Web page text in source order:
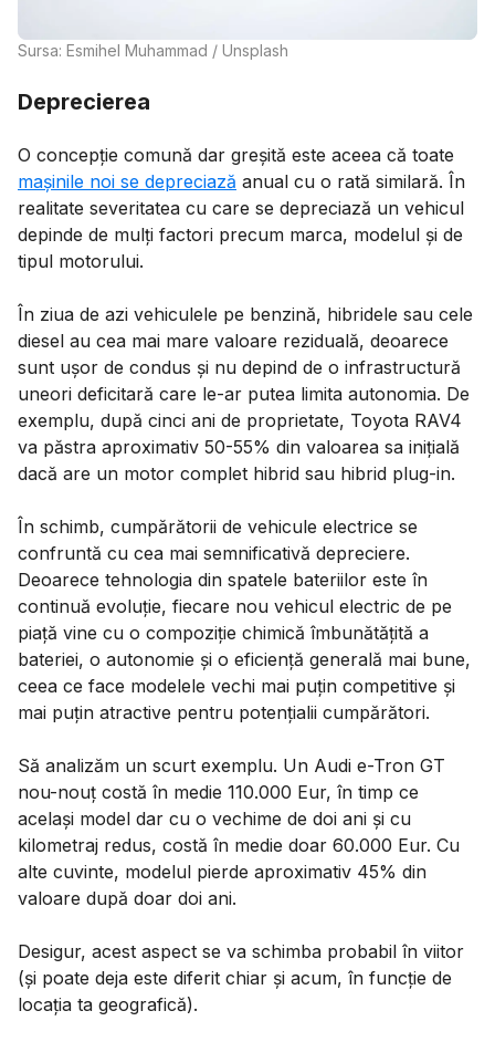
Sursa: Esmihel Muhammad / Unsplash
Deprecierea
O concepție comună dar greșită este aceea că toate
mașinile noi se depreciază anual cu o rată similară. În
realitate severitatea cu care se depreciază un vehicul
depinde de mulți factori precum marca, modelul și de
tipul motorului.
În ziua de azi vehiculele pe benzină, hibridele sau cele
diesel au cea mai mare valoare reziduală, deoarece
sunt ușor de condus și nu depind de o infrastructură
uneori deficitară care le-ar putea limita autonomia. De
exemplu, după cinci ani de proprietate, Toyota RAV4
va păstra aproximativ 50-55% din valoarea sa inițială
dacă are un motor complet hibrid sau hibrid plug-in.
În schimb, cumpărătorii de vehicule electrice se
confruntă cu cea mai semnificativă depreciere.
Deoarece tehnologia din spatele bateriilor este în
continuă evoluție, fiecare nou vehicul electric de pe
piață vine cu o compoziție chimică îmbunătățită a
bateriei, o autonomie și o eficiență generală mai bune,
ceea ce face modelele vechi mai puțin competitive și
mai puțin atractive pentru potențialii cumpărători.
Să analizăm un scurt exemplu. Un Audi e-Tron GT
nou-nouț costă în medie 110.000 Eur, în timp ce
același model dar cu o vechime de doi ani și cu
kilometraj redus, costă în medie doar 60.000 Eur. Cu
alte cuvinte, modelul pierde aproximativ 45% din
valoare după doar doi ani.
Desigur, acest aspect se va schimba probabil în viitor
(și poate deja este diferit chiar și acum, în funcție de
locația ta geografică).